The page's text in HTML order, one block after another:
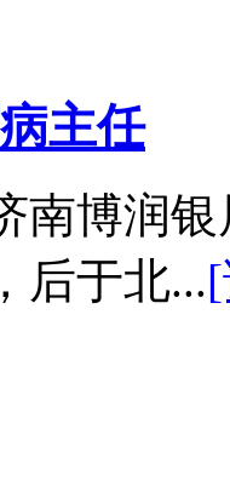
主任
博润银
后于北...